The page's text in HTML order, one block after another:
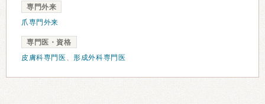
専門外来
爪専門外来
専門医・資格
皮膚科専門医 、形成外科専門医